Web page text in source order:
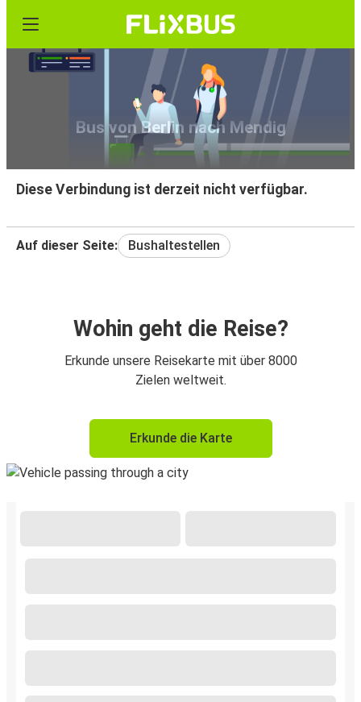
Bus von Berlin nach Mendig
Diese Verbindung ist derzeit nicht verfügbar.
Auf dieser Seite: Bushaltestellen
Wohin geht die Reise?
Erkunde unsere Reisekarte mit über 8000
Zielen weltweit.
Erkunde die Karte